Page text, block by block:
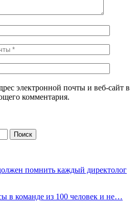
электронной почты и веб-сайт в
комментария.
помнить каждый директолог
в команде из 100 человек и не…